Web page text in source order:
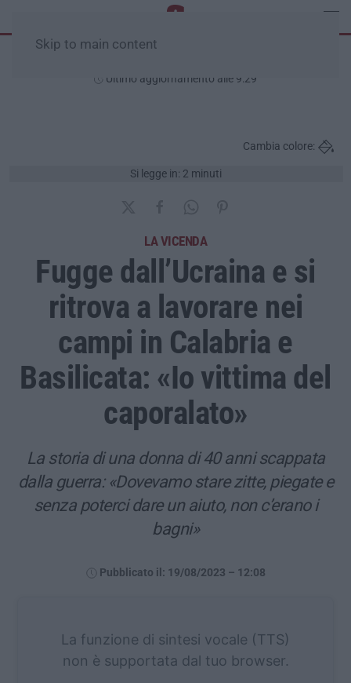
Skip to main content
Ultimo aggiornamento alle 9:29
Si legge in: 2 minuti
Cambia colore:
LA VICENDA
Fugge dall’Ucraina e si
ritrova a lavorare nei
campi in Calabria e
Basilicata: «Io vittima del
caporalato»
La storia di una donna di 40 anni scappata
dalla guerra: «Dovevamo stare zitte, piegate e
senza poterci dare un aiuto, non c’erano i
bagni»
Pubblicato il: 19/08/2023 – 12:08
La funzione di sintesi vocale (TTS)
non è supportata dal tuo browser.